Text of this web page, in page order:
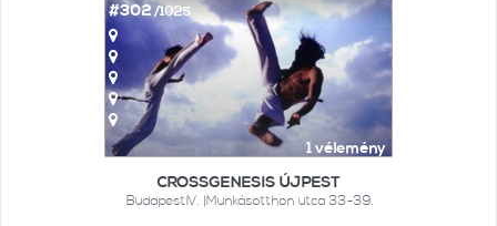
1 vélemény
#302 /1025
CROSSGENESIS ÚJPEST
BudapestIV. |Munkásotthon utca 33-39.